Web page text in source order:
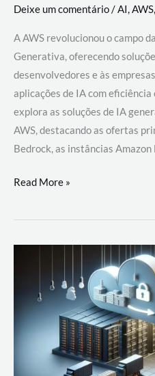
Deixe um comentário/AI,AWS,
A AWS revolucionou o campo
Generativa, oferecendo
desenvolvedores e às
aplicações de IA com
explora as soluções de IA
AWS, destacando as ofertas
Bedrock, as instâncias
Utilizando
Soluções
AWS
Read More »